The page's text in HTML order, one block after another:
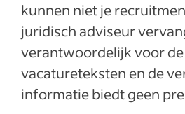
kunnen niet je
juridisch adviseur
verantwoordelijk voor
vacatureteksten en de
informatie biedt geen